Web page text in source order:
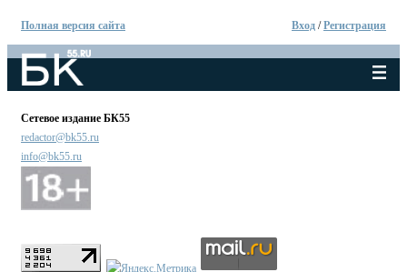
Полная версия сайта Вход /Регистрация
Сетевое издание БК55
redactor@bk55.ru
info@bk55.ru